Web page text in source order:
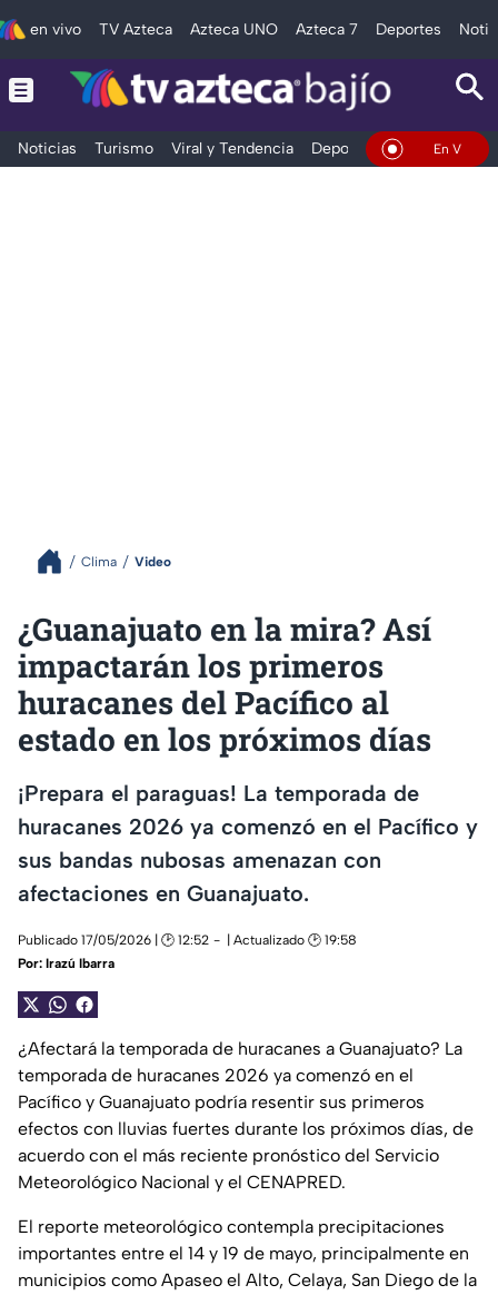
en vivo TV Azteca Azteca UNO Azteca 7 Deportes
Noticias Turismo Viral y Tendencia Deportes Espectáculos
En Vivo
Clima Video
¿Guanajuato en la mira? Así
impactarán los primeros
huracanes del Pacífico al
estado en los próximos días
¡Prepara el paraguas! La temporada de
huracanes 2026 ya comenzó en el Pacífico y
sus bandas nubosas amenazan con
afectaciones en Guanajuato.
Publicado 17/05/2026 | 🕑 12:52
| Actualizado 🕑 19:58
Por: Irazú Ibarra
¿Afectará la temporada de huracanes a Guanajuato? La
temporada de huracanes 2026 ya comenzó en el
Pacífico y Guanajuato podría resentir sus primeros
efectos con lluvias fuertes durante los próximos días, de
acuerdo con el más reciente pronóstico del Servicio
Meteorológico Nacional y el CENAPRED.
El reporte meteorológico contempla precipitaciones
importantes entre el 14 y 19 de mayo, principalmente en
municipios como Apaseo el Alto, Celaya, San Diego de la